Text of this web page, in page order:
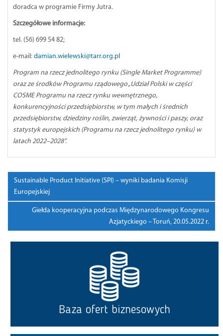
doradca w programie Firmy Jutra.
Szczegółowe informacje:
tel. (56) 699 54 82;
e-mail: damian.wielewski@tarr.org.pl
Program na rzecz jednolitego rynku (Single Market Programme)
oraz ze środków Programu rządowego „Udział Polski w części
COSME Programu na rzecz rynku wewnętrznego,
konkurencyjności przedsiębiorstw, w tym małych i średnich
przedsiębiorstw, dziedziny roślin, zwierząt, żywności i paszy, oraz
statystyk europejskich (Programu na rzecz jednolitego rynku) w
latach 2022–2028”.
Nawigacja
po
wpisie
Sustainable Product Initiative (SPI) – wyniki badania Komisji
Europejskiej
Giełda kooperacyjna podczas Międzynarodowego Kongresu
Azjatyckiego – Toruń, 20.05.2022 r.
Baza ofert biznesowych